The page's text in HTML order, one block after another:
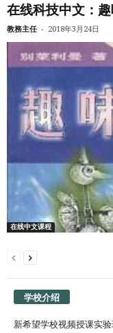
在线科技中文：
教務主任 - 2018年3月24日
在线中文课程
学校介绍
新希望学校视频授课实